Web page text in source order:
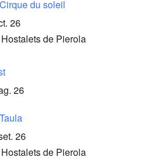
du soleil
26
de Pierola
26
26
de Pierola